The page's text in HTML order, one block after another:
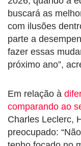
buscará as
com ilusões
parte a
fazer essas
próximo ano”,
Em relação à
comparando ao
Charles Leclerc,
preocupado: